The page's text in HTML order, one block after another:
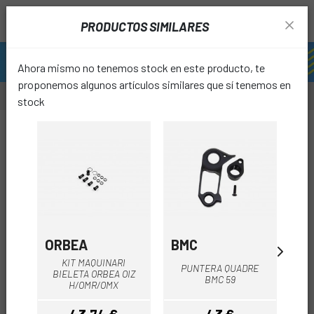
PRODUCTOS SIMILARES
Ahora mismo no tenemos stock en este producto, te
proponemos algunos artículos similares que sí tenemos en
stock
ORBEA
KIT MAQUINARI
BIELETA ORBEA OIZ
H/OMR/OMX
BMC
PUNTERA QUADRE
BMC 59